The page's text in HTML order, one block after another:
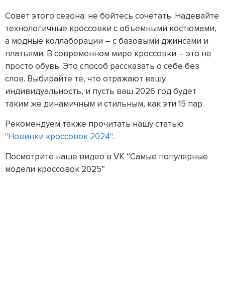
Совет этого сезона: не бойтесь сочетать. Надевайте
технологичные кроссовки с объемными костюмами,
а модные коллаборации – с базовыми джинсами и
платьями. В современном мире кроссовки – это не
просто обувь. Это способ рассказать о себе без
слов. Выбирайте те, что отражают вашу
индивидуальность, и пусть ваш 2026 год будет
таким же динамичным и стильным, как эти 15 пар.
Рекомендуем также прочитать нашу статью
"Новинки кроссовок 2024".
Посмотрите наше видео в VK “Самые популярные
модели кроссовок 2025”